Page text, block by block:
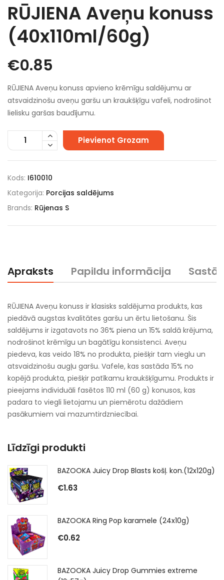
RŪJIENA Aveņu konuss
(40x110ml/60g)
€0.85
RŪJIENA Aveņu konuss apvieno krēmīgu saldējumu ar
atsvaidzinošu aveņu garšu un kraukšķīgu vafeli, nodrošinot
lielisku garšas baudījumu.
Pievienot Grozam
Kods: I610010
Kategorija: Porcijas saldējums
Brands: Rūjenas S
Apraksts Papildu informācija
RŪJIENA Aveņu konuss ir klasisks saldējuma produkts, kas
piedāvā augstas kvalitātes garšu un ērtu lietošanu. Šis
saldējums ir izgatavots no 36% piena un 15% saldā krējuma,
nodrošinot krēmīgu un bagātīgu konsistenci. Aveņu
piedeva, kas veido 18% no produkta, piešķir tam vieglu un
atsvaidzinošu augļu garšu. Vafele, kas sastāda 15% no
kopējā produkta, piešķir patīkamu kraukšķīgumu. Produkts ir
pieejams individuāli fasētos 110 ml (60 g) konusos, kas
padara to viegli lietojamu un piemērotu dažādiem
pasākumiem vai mazumtirdzniecībai.
Līdzīgi produkti
BAZOOKA Juicy Drop Blasts košļ. kon.(12x120g)
€1.63
BAZOOKA Ring Pop karamele (24x10g)
€0.62
BAZOOKA Juicy Drop Gummies extreme